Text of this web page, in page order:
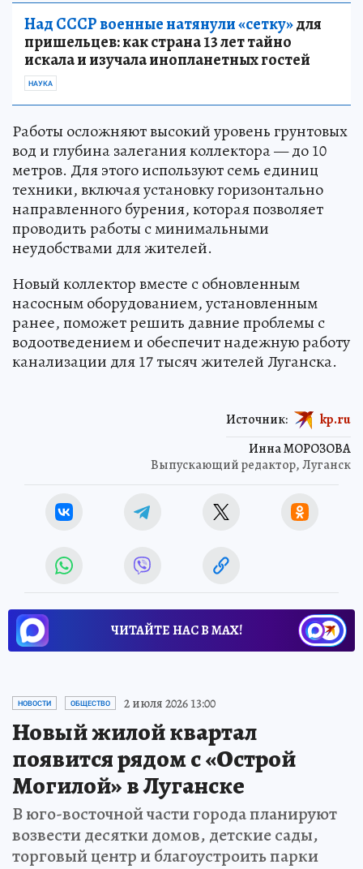
Над СССР военные натянули «сетку»для
пришельцев: как страна 13 лет тайно
искала и изучала инопланетных гостей
НАУКА
Работы осложняют высокий уровень грунтовых
вод и глубина залегания коллектора — до 10
метров. Для этого используют семь единиц
техники, включая установку горизонтально
направленного бурения, которая позволяет
проводить работы с минимальными
неудобствами для жителей.
Новый коллектор вместе с обновленным
насосным оборудованием, установленным
ранее, поможет решить давние проблемы с
водоотведением и обеспечит надежную работу
канализации для 17 тысяч жителей Луганска.
Инна МОРОЗОВА
Выпускающий редактор, Луганск
Источник: kp.ru
ЧИТАЙТЕ НАС В МАХ!
НОВОСТИ ОБЩЕСТВО 2 июля 2026 13:00
Новый жилой квартал
появится рядом с «Острой
Могилой» в Луганске
В юго-восточной части города планируют
возвести десятки домов, детские сады,
торговый центр и благоустроить парки